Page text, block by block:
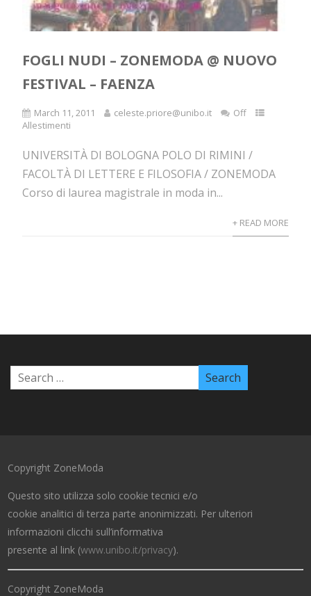
FOGLI NUDI – ZONEMODA @ NUOVO
FESTIVAL – FAENZA
March 11, 2011 celeste.priore@unibo.it
Off
Allestimenti
UNIVERSITÀ DI BOLOGNA POLO DI RIMINI /
FACOLTÀ DI LETTERE E FILOSOFIA / ZONEMODA
Corso di laurea magistrale in moda in...
+ READ MORE
Copyright ZoneModa
Questo sito utilizza solo cookie tecnici e/o
cookie analitici di terza parte anonimizzati. Per ulteriori
informazioni clicchi sull’informativa
presente al link (www.unibo.it/privacy).
Copyright ZoneModa